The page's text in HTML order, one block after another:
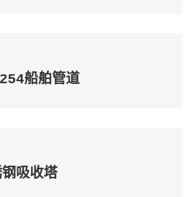
船舶管道
吸收塔